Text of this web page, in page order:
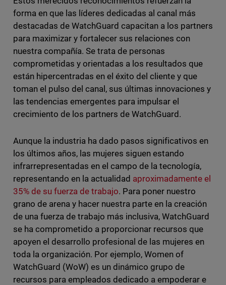
forma en que las líderes dedicadas al canal más
destacadas de WatchGuard capacitan a los partners
para maximizar y fortalecer sus relaciones con
nuestra compañía. Se trata de personas
comprometidas y orientadas a los resultados que
están hipercentradas en el éxito del cliente y que
toman el pulso del canal, sus últimas innovaciones y
las tendencias emergentes para impulsar el
crecimiento de los partners de WatchGuard.
Aunque la industria ha dado pasos significativos en
los últimos años, las mujeres siguen estando
infrarrepresentadas en el campo de la tecnología,
representando en la actualidad aproximadamente el
35% de su fuerza de trabajo. Para poner nuestro
grano de arena y hacer nuestra parte en la creación
de una fuerza de trabajo más inclusiva, WatchGuard
se ha comprometido a proporcionar recursos que
apoyen el desarrollo profesional de las mujeres en
toda la organización. Por ejemplo, Women of
WatchGuard (WoW) es un dinámico grupo de
recursos para empleados dedicado a empoderar e